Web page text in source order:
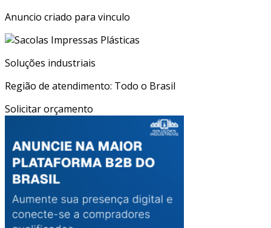
Anuncio criado para vinculo
Soluções industriais
Região de atendimento: Todo o Brasil
Solicitar orçamento